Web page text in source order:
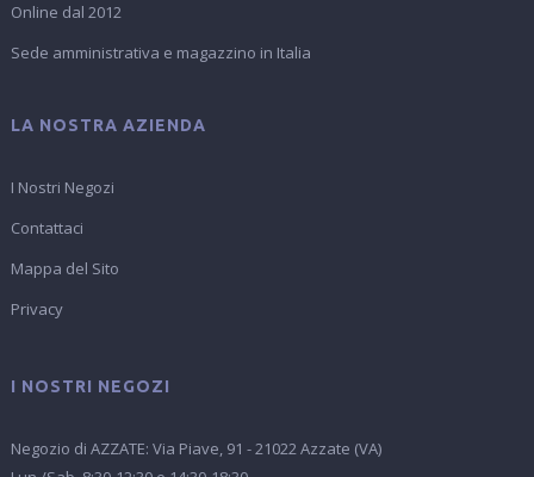
Online dal 2012
Sede amministrativa e magazzino in Italia
LA NOSTRA AZIENDA
I Nostri Negozi
Contattaci
Mappa del Sito
Privacy
I NOSTRI NEGOZI
Negozio di AZZATE: Via Piave, 91 - 21022 Azzate (VA)